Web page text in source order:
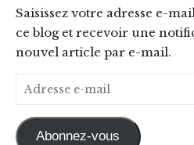
Saisissez votre adresse e-
ce blog et recevoir une
nouvel article par e-mail.
Adresse e-mail
Abonnez-vous